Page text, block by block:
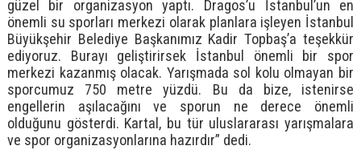
güzel bir organizasyon yaptı. Dragos’u İstanbul’un en
önemli su sporları merkezi olarak planlara işleyen İstanbul
Büyükşehir Belediye Başkanımız Kadir Topbaş’a teşekkür
ediyoruz. Burayı geliştirirsek İstanbul önemli bir spor
merkezi kazanmış olacak. Yarışmada sol kolu olmayan bir
sporcumuz 750 metre yüzdü. Bu da bize, istenirse
engellerin aşılacağını ve sporun ne derece önemli
olduğunu gösterdi. Kartal, bu tür uluslararası yarışmalara
ve spor organizasyonlarına hazırdır” dedi.